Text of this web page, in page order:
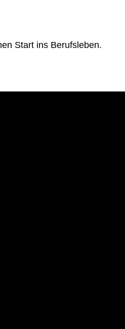
Start ins Berufsleben.